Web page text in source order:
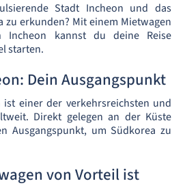
Stadt Incheon und das
zu erkunden? Mit einem Mietwagen
Incheon kannst du deine Reise
starten.
Dein Ausgangspunkt
ist einer der verkehrsreichsten und
Direkt gelegen an der Küste
Ausgangspunkt, um Südkorea zu
von Vorteil ist